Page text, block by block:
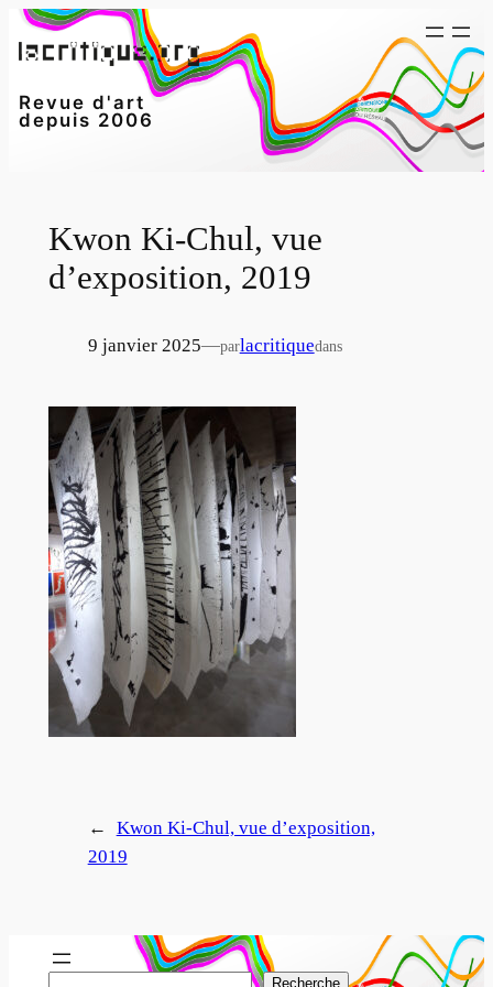
Aller
au
Revue d'art
depuis 2006
Kwon Ki-Chul, vue
d’exposition, 2019
9 janvier 2025—parlacritiquedans
←
Kwon Ki-Chul, vue d’exposition,
2019
Recherche